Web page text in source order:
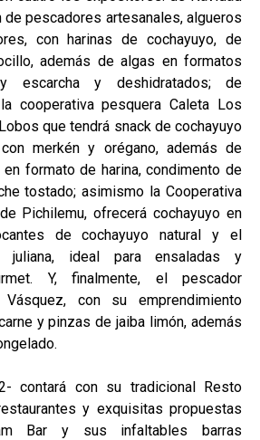
de pescadores artesanales, algueros
con harinas de cochayuyo, de
además de algas en formatos
escarcha y deshidratados; de
cooperativa pesquera Caleta Los
que tendrá snack de cochayuyo
merkén y orégano, además de
formato de harina, condimento de
tostado; asimismo la Cooperativa
Pichilemu, ofrecerá cochayuyo en
de cochayuyo natural y el
ideal para ensaladas y
Y, finalmente, el pescador
con su emprendimiento
y pinzas de jaiba limón, además
contará con su tradicional Resto
y exquisitas propuestas
Bar y sus infaltables barras